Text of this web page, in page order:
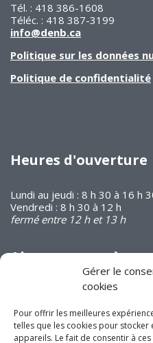
Gérer le
cookies
Pour offrir les meilleures
telles que les cookies pour
appareils. Le fait de consentir à
Tél. : 418 386-1608
Téléc. : 418 387-3199
info@denb.ca
Politique sur les données
Politique de confidentialité
Heures d'ouverture
Lundi au jeudi : 8 h 30 à 16 h
Vendredi : 8 h 30 à 12 h
fermé entre 12 h et 13 h
Abonnez-vous à
notre infolettre